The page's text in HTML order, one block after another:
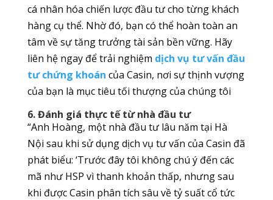
cá nhân hóa chiến lược đầu tư cho từng khách
hàng cụ thể. Nhờ đó, bạn có thể hoàn toàn an
tâm về sự tăng trưởng tài sản bền vững. Hãy
liên hệ ngay để trải nghiệm dịch vụ tư vấn đầu
tư chứng khoán của Casin, nơi sự thịnh vượng
của bạn là mục tiêu tối thượng của chúng tôi
6. Đánh giá thực tế từ nhà đầu tư
“Anh Hoàng, một nhà đầu tư lâu năm tại Hà
Nội sau khi sử dụng dịch vụ tư vấn của Casin đã
phát biểu: ‘Trước đây tôi không chú ý đến các
mã như HSP vì thanh khoản thấp, nhưng sau
khi được Casin phân tích sâu về tỷ suất cổ tức